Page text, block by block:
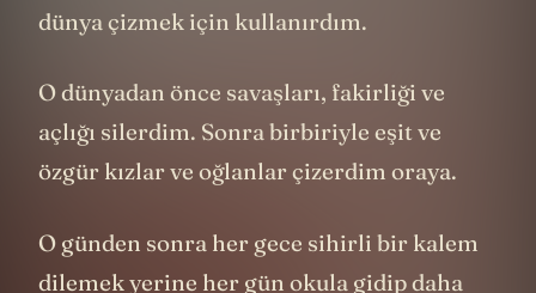
dünya çizmek için kullanırdım.
O dünyadan önce savaşları, fakirliği ve
açlığı silerdim. Sonra birbiriyle eşit ve
özgür kızlar ve oğlanlar çizerdim oraya.
O günden sonra her gece sihirli bir kalem
dilemek yerine her gün okula gidip daha